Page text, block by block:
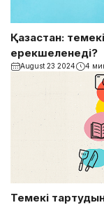
Қазақстан:
ерекшеленеді?
August 23 2024 4
Темекі